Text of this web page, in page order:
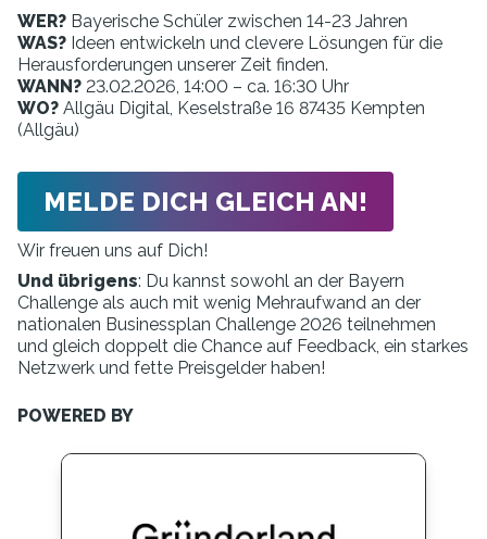
WER? Bayerische Schüler zwischen 14-23 Jahren
WAS? Ideen entwickeln und clevere Lösungen für die
Herausforderungen unserer Zeit finden.
WANN? 23.02.2026, 14:00 – ca. 16:30 Uhr
WO? Allgäu Digital, Keselstraße 16 87435 Kempten
(Allgäu)
MELDE DICH GLEICH AN!
Wir freuen uns auf Dich!
Und übrigens: Du kannst sowohl an der Bayern
Challenge als auch mit wenig Mehraufwand an der
nationalen Businessplan Challenge 2026 teilnehmen
und gleich doppelt die Chance auf Feedback, ein starkes
Netzwerk und fette Preisgelder haben!
POWERED BY